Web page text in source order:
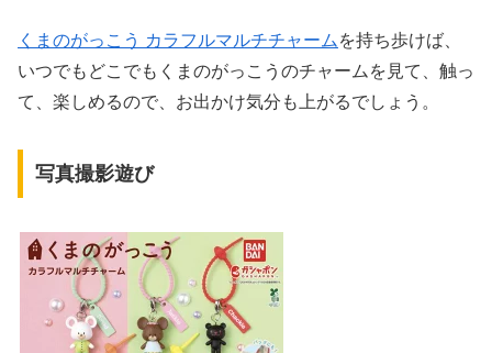
くまのがっこう カラフルマルチチャーム を持ち歩けば、
いつでもどこでもくまのがっこうのチャームを見て、触っ
て、楽しめるので、お出かけ気分も上がるでしょう。
写真撮影遊び